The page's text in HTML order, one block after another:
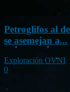
Petroglifos al
se asemejan a...
Exploración OVNI
0